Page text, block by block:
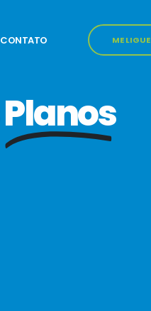
CONTATO ME LIGUE
Planos